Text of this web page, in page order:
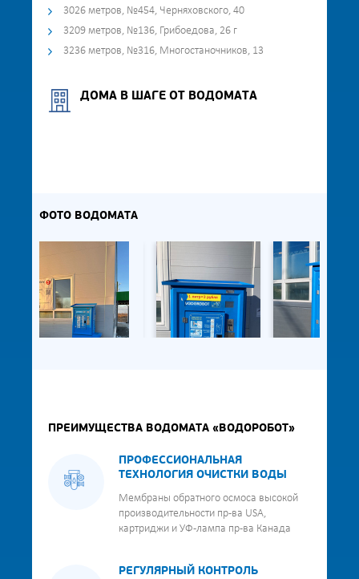
3026 метров, №454, Черняховского, 40
3209 метров, №136, Грибоедова, 26 г
3236 метров, №316, Многостаночников, 13
ДОМА В ШАГЕ ОТ ВОДОМАТА
ФОТО ВОДОМАТА
ПРЕИМУЩЕСТВА ВОДОМАТА «ВОДОРОБОТ»
ПРОФЕССИОНАЛЬНАЯ
ТЕХНОЛОГИЯ ОЧИСТКИ ВОДЫ
Мембраны обратного осмоса высокой
производительности пр-ва USA,
картриджи и УФ-лампа пр-ва Канада
РЕГУЛЯРНЫЙ КОНТРОЛЬ